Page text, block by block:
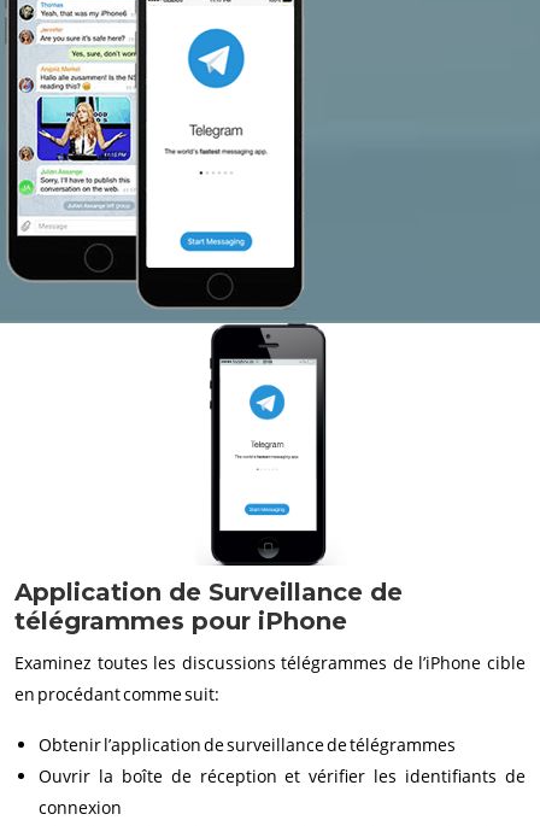
Application de Surveillance de
télégrammes pour iPhone
Examinez toutes les discussions télégrammes de l’iPhone cible
en procédant comme suit:
Obtenir l’application de surveillance de télégrammes
Ouvrir la boîte de réception et vérifier les identifiants de
connexion